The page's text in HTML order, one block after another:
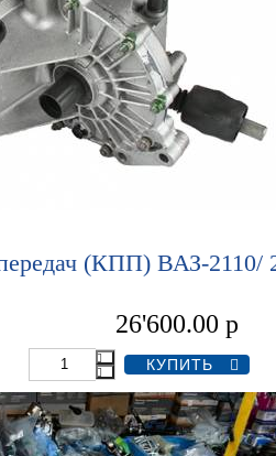
(КПП) ВАЗ-2110/
26'600.00 р